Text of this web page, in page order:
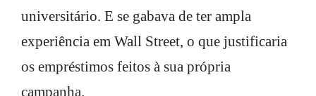
universitário. E se gabava de ter ampla
experiência em Wall Street, o que justificaria
os empréstimos feitos à sua própria
campanha.